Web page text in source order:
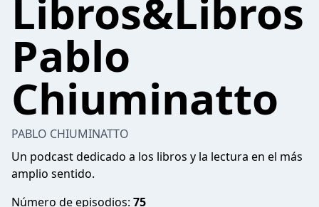
Libros&Libros
Pablo
Chiuminatto
PABLO CHIUMINATTO
Un podcast dedicado a los libros y la lectura en el más
amplio sentido.
Número de episodios: 75